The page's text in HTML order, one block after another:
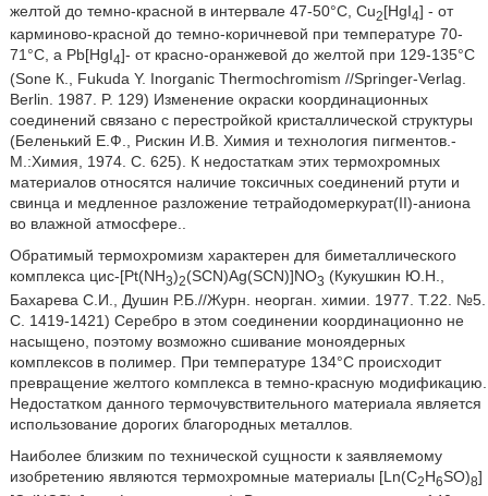
желтой до темно-красной в интервале 47-50°С, Cu2[HgI4] - от
карминово-красной до темно-коричневой при температуре 70-
71°С, a Pb[HgI4]- от красно-оранжевой до желтой при 129-135°С
(Sone К., Fukuda Y. Inorganic Thermochromism //Springer-Verlag.
Berlin. 1987. P. 129) Изменение окраски координационных
соединений связано с перестройкой кристаллической структуры
(Беленький Е.Ф., Рискин И.В. Химия и технология пигментов.-
М.:Химия, 1974. С. 625). К недостаткам этих термохромных
материалов относятся наличие токсичных соединений ртути и
свинца и медленное разложение тетрайодомеркурат(II)-аниона
во влажной атмосфере..
Обратимый термохромизм характерен для биметаллического
комплекса цис-[Pt(NH3)2(SCN)Ag(SCN)]NO3 (Кукушкин Ю.Н.,
Бахарева С.И., Душин Р.Б.//Журн. неорган. химии. 1977. Т.22. №5.
С. 1419-1421) Серебро в этом соединении координационно не
насыщено, поэтому возможно сшивание моноядерных
комплексов в полимер. При температуре 134°С происходит
превращение желтого комплекса в темно-красную модификацию.
Недостатком данного термочувствительного материала является
использование дорогих благородных металлов.
Наиболее близким по технической сущности к заявляемому
изобретению являются термохромные материалы [Ln(C2H6SO)8]